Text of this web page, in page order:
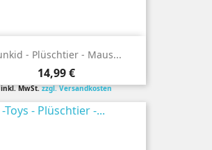
- Plüschtier - Maus...
Preis
14,99 €
inkl. MwSt.zzgl. Versandkosten